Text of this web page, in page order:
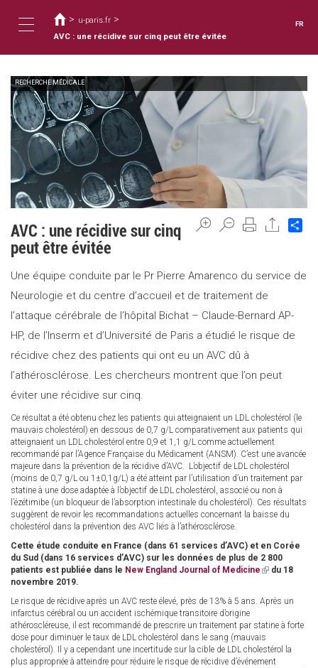
contenu
Toggle
navigation
êtes
ici
> u-paris.fr >
AVC : une récidive sur cinq peut être évitée
FR
RECHERCHE MÉDICALE
AVC : une récidive sur cinq
peut être évitée
Une équipe conduite par le Pr Pierre Amarenco du service de
Neurologie et du centre d’accueil et de traitement de
l’attaque cérébrale de l’hôpital Bichat – Claude-Bernard AP-
HP, de l’Inserm et d’Université de Paris a étudié le risque de
récidive chez des patients qui ont eu un AVC dû à
l’athérosclérose. Les chercheurs montrent que l’on peut
éviter une récidive sur cinq.
Ce résultat a été obtenu chez les patients qui atteignaient un LDL cholestérol (le
mauvais cholestérol) en dessous de 0,7 g/L comparativement aux patients qui
atteignaient un LDL cholestérol entre 0,9 et 1,1 g/L comme actuellement
recommandé par l’Agence Française du Médicament (ANSM). C’est une avancée
majeure dans la prévention de la récidive d’AVC. L’objectif de LDL cholestérol
(moins de 0,7 g/L ou 1±0,1g/L) a été atteint par l’utilisation d’un traitement par
statine à une dose adaptée à l’objectif de LDL cholestérol, associé ou non à
l’ézétimibe (un bloqueur de l’absorption intestinale du cholestérol). Ces résultats
suggèrent de revoir les recommandations actuelles concernant la baisse du
cholestérol dans la prévention des AVC liés à l’athérosclérose.
Cette étude conduite en France (dans 61 services d’AVC) et en Corée
du Sud (dans 16 services d’AVC) sur les données de plus de 2 800
patients est publiée dans le New England Journal of Medicine (linkdu 18
novembre 2019.
Le risque de récidive après un AVC reste élevé, près de 13% à 5 ans. Après un
infarctus cérébral ou un accident ischémique transitoire d’origine
athéroscléreuse, il est recommandé de prescrire un traitement par statine à forte
dose pour diminuer le taux de LDL cholestérol dans le sang (mauvais
cholestérol). Il y a cependant une incertitude sur la cible de LDL cholestérol la
plus appropriée à atteindre pour réduire le risque de récidive d’événement